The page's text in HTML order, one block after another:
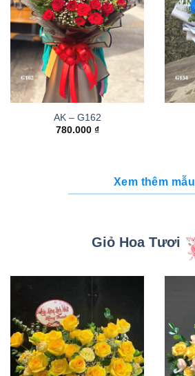
AK – G162
780.000 ₫
Xem thêm mẫu
Giỏ Hoa Tươi